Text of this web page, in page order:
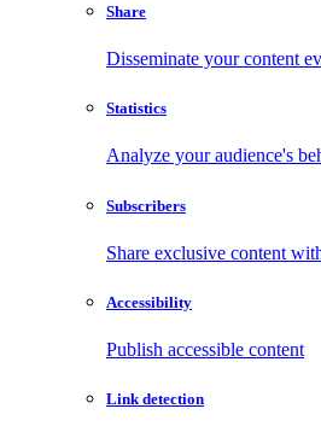
Share
Disseminate your content
Statistics
Analyze your audience's
Subscribers
Share exclusive content
Accessibility
Publish accessible content
Link detection